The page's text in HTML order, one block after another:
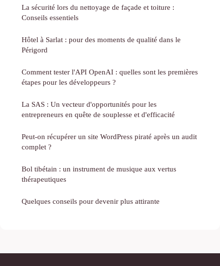
La sécurité lors du nettoyage de façade et toiture :
Conseils essentiels
Hôtel à Sarlat : pour des moments de qualité dans le
Périgord
Comment tester l'API OpenAI : quelles sont les premières
étapes pour les développeurs ?
La SAS : Un vecteur d'opportunités pour les
entrepreneurs en quête de souplesse et d'efficacité
Peut-on récupérer un site WordPress piraté après un audit
complet ?
Bol tibétain : un instrument de musique aux vertus
thérapeutiques
Quelques conseils pour devenir plus attirante